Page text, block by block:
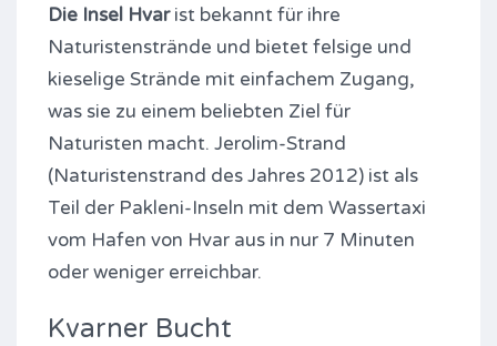
Die Insel Hvarist bekannt für ihre
Naturistenstrände und bietet felsige und
kieselige Strände mit einfachem Zugang,
was sie zu einem beliebten Ziel für
Naturisten macht. Jerolim-Strand
(Naturistenstrand des Jahres 2012) ist als
Teil der Pakleni-Inseln mit dem Wassertaxi
vom Hafen von Hvar aus in nur 7 Minuten
oder weniger erreichbar.
Kvarner Bucht